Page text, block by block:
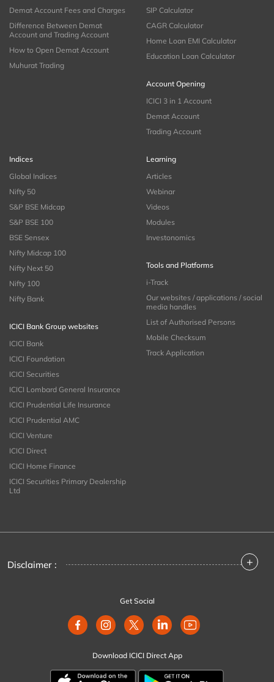
Demat Account Fees and Charges
Difference Between Demat
Account and Trading Account
How to Open Demat Account
Muhurat Trading
SIP Calculator
CAGR Calculator
Home Loan EMI Calculator
Education Loan Calculator
Account Opening
ICICI 3 in 1 Account
Demat Account
Trading Account
Indices
Global Indices
Nifty 50
S&P BSE Midcap
S&P BSE 100
BSE Sensex
Nifty Midcap 100
Nifty Next 50
Nifty 100
Nifty Bank
ICICI Bank Group websites
ICICI Bank
ICICI Foundation
ICICI Securities
ICICI Lombard General Insurance
ICICI Prudential Life Insurance
ICICI Prudential AMC
ICICI Venture
ICICI Direct
ICICI Home Finance
ICICI Securities Primary Dealership
Ltd
Learning
Articles
Webinar
Videos
Modules
Investonomics
Tools and Platforms
i-Track
Our websites / applications / social
media handles
List of Authorised Persons
Mobile Checksum
Track Application
Disclaimer : +
Get Social
Download ICICI Direct App